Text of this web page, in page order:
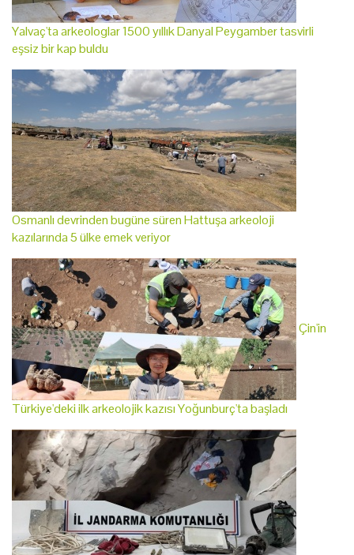
Yalvaç'ta arkeologlar 1500 yıllık Danyal Peygamber tasvirli
eşsiz bir kap buldu
Osmanlı devrinden bugüne süren Hattuşa arkeoloji
kazılarında 5 ülke emek veriyor
Çin'in
Türkiye'deki ilk arkeolojik kazısı Yoğunburç'ta başladı